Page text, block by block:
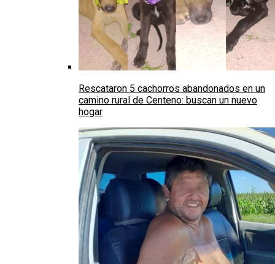
Rescataron 5 cachorros abandonados en un
camino rural de Centeno: buscan un nuevo
hogar